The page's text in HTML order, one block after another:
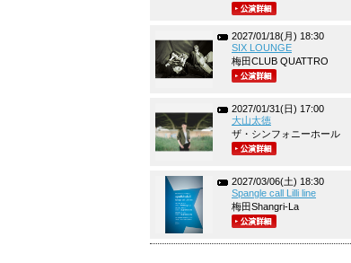
2027/01/18(月) 18:30
SIX LOUNGE
梅田CLUB QUATTRO
2027/01/31(日) 17:00
大山太徳
ザ・シンフォニーホール
2027/03/06(土) 18:30
Spangle call Lilli line
梅田Shangri-La